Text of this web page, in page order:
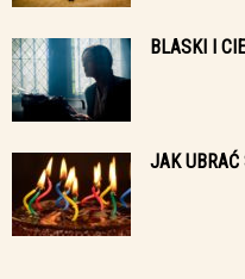
BLASKI I
JAK